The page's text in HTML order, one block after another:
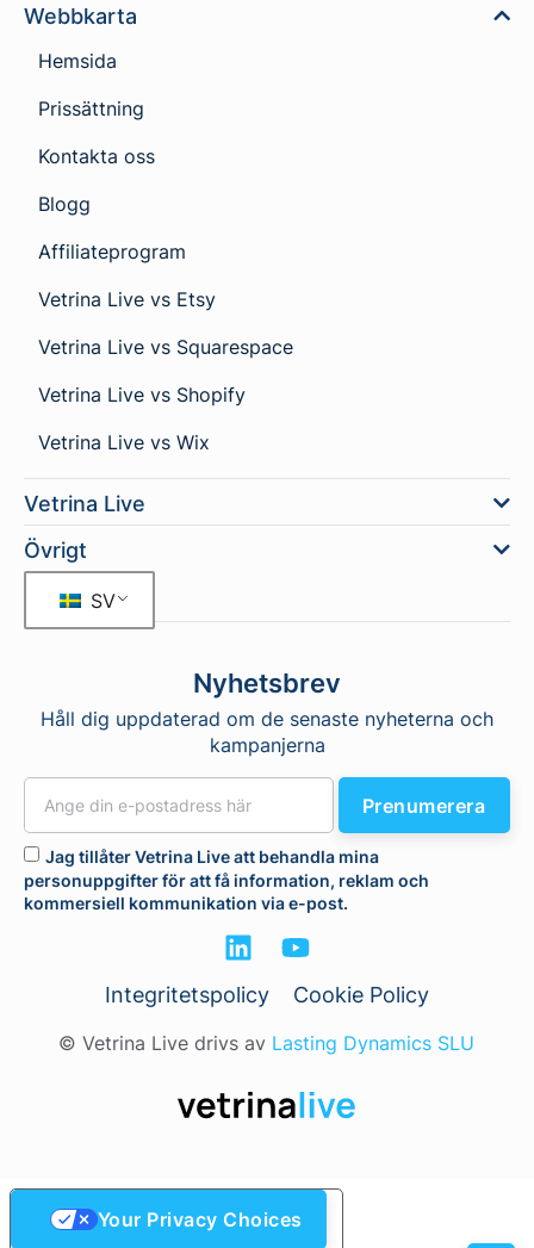
Webbkarta
Hemsida
Prissättning
Kontakta oss
Blogg
Affiliateprogram
Vetrina Live vs Etsy
Vetrina Live vs Squarespace
Vetrina Live vs Shopify
Vetrina Live vs Wix
Vetrina Live
Övrigt
SV
Nyhetsbrev
Håll dig uppdaterad om de senaste nyheterna och
kampanjerna
Jag tillåter Vetrina Live att behandla mina
personuppgifter för att få information, reklam och
kommersiell kommunikation via e-post.
Prenumerera
Integritetspolicy Cookie Policy
© Vetrina Live drivs av Lasting Dynamics SLU
Your Privacy Choices